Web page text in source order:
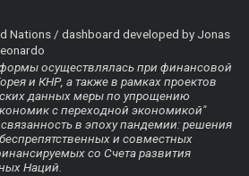
Nations / dashboard developed by Jonas
осуществлялась при финансовой
и КНР, а также в рамках проектов
данных меры по упрощению
с переходной экономикой"
в эпоху пандемии: решения
и совместных
со Счета развития
Наций.